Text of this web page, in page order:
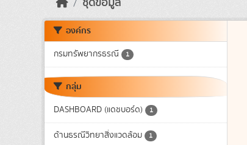
องค์กร
กรมทรัพยากรธรณี 1
กลุ่ม
DASHBOARD (แดชบอร์ด) 1
ด้านธรณีวิทยาสิ่งแวดล้อม 1